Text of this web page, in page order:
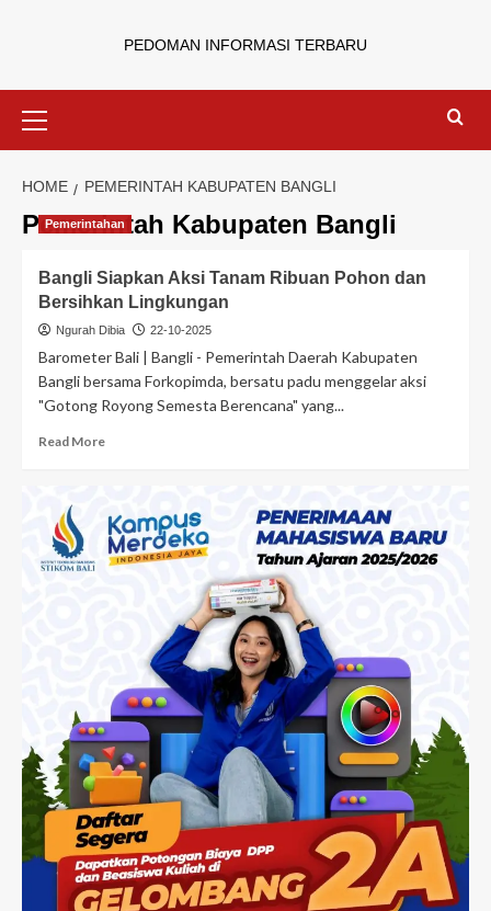
PEDOMAN INFORMASI TERBARU
HOME PEMERINTAH KABUPATEN BANGLI
Pemerintah Kabupaten Bangli
Pemerintahan
Bangli Siapkan Aksi Tanam Ribuan Pohon dan
Bersihkan Lingkungan
Ngurah Dibia 22-10-2025
Barometer Bali | Bangli - Pemerintah Daerah Kabupaten
Bangli bersama Forkopimda, bersatu padu menggelar aksi
"Gotong Royong Semesta Berencana" yang...
Read More